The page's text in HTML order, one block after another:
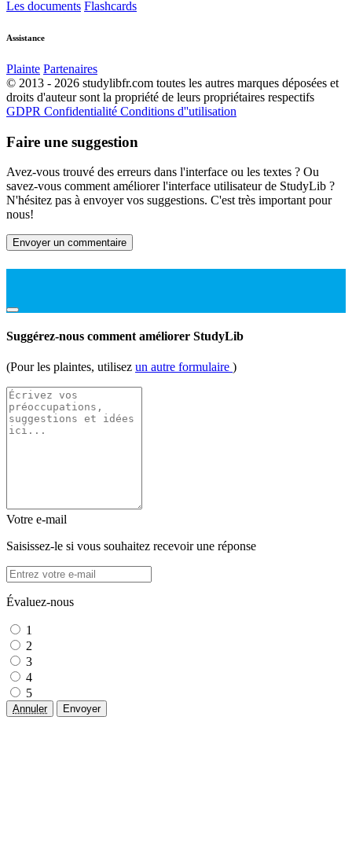
Les documents Flashcards
Assistance
Plainte Partenaires
© 2013 - 2026 studylibfr.com toutes les autres marques déposées et
droits d'auteur sont la propriété de leurs propriétaires respectifs
GDPR Confidentialité Conditions d''utilisation
Faire une suggestion
Avez-vous trouvé des erreurs dans l'interface ou les textes ? Ou
savez-vous comment améliorer l'interface utilisateur de StudyLib ?
N'hésitez pas à envoyer vos suggestions. C'est très important pour
nous!
Envoyer un commentaire
Suggérez-nous comment améliorer StudyLib
(Pour les plaintes, utilisez un autre formulaire )
Votre e-mail
Saisissez-le si vous souhaitez recevoir une réponse
Évaluez-nous
1
2
3
4
5
Annuler Envoyer